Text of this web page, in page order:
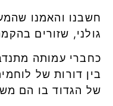
גולני, שזורים
כחברי עמותה
של הגדוד בו הם